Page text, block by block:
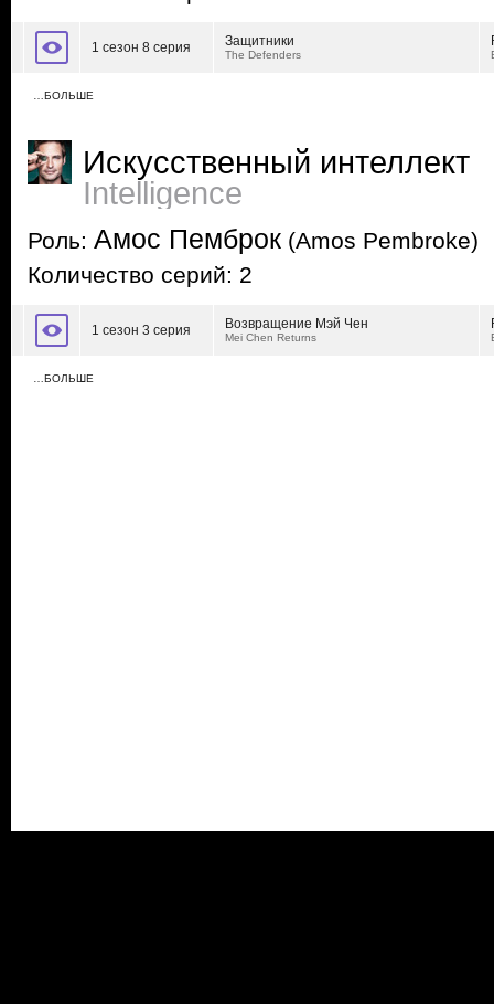
1 сезон 8 серия Защитники
The Defenders
…БОЛЬШЕ
Искусственный интеллект
Intelligence
Роль: Амос Пемброк (Amos Pembroke)
Количество серий: 2
1 сезон 3 серия Возвращение Мэй Чен
Mei Chen Returns
…БОЛЬШЕ